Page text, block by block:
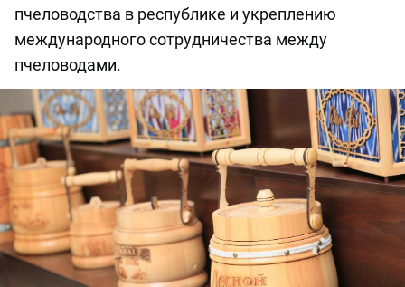
пчеловодства в республике и укреплению
международного сотрудничества между
пчеловодами.